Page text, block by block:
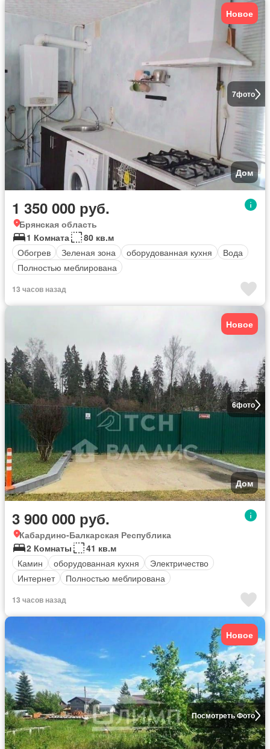
7фото
Новое
Дом
1 350 000 руб.
Брянская область
1 Комната
80 кв.м
Обогрев
Зеленая зона оборудованная кухня
Вода
Полностью меблирована
13 часов назад
6фото
Новое
Дом
3 900 000 руб.
Кабардино-Балкарская Республика
2 Комнаты
41 кв.м
Камин
оборудованная кухня
Электричество
Интернет
Полностью меблирована
13 часов назад
Посмотреть Фото
Новое